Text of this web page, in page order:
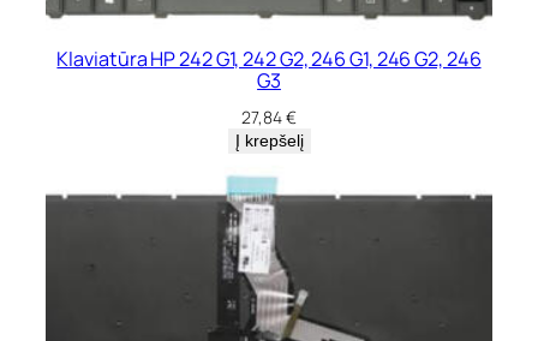
Klaviatūra HP 242 G1, 242 G2, 246 G1, 246 G2, 246
G3
27,84€
Į krepšelį